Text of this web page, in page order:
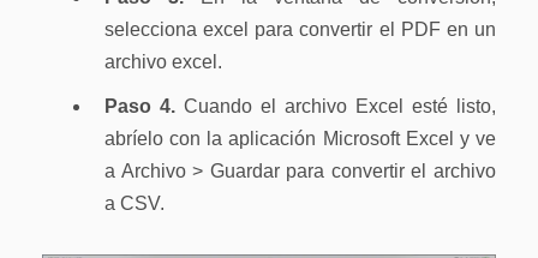
selecciona excel para convertir el PDF en un
archivo excel.
Paso 4. Cuando el archivo Excel esté listo,
abríelo con la aplicación Microsoft Excel y ve
a Archivo > Guardar para convertir el archivo
a CSV.